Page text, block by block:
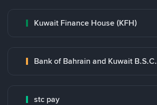
Kuwait Finance House (KFH)
Bank of Bahrain and Kuwait B.S.C.
stc pay